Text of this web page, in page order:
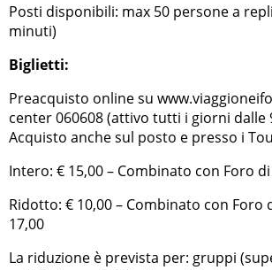
Posti disponibili: max 50 persone a
minuti)
Biglietti:
Preacquisto online su
center 060608 (attivo tutti i giorni dalle
Acquisto anche sul posto e presso i
Intero: € 15,00 – Combinato con Foro
Ridotto: € 10,00 – Combinato con Foro
17,00
La riduzione è prevista per: gruppi